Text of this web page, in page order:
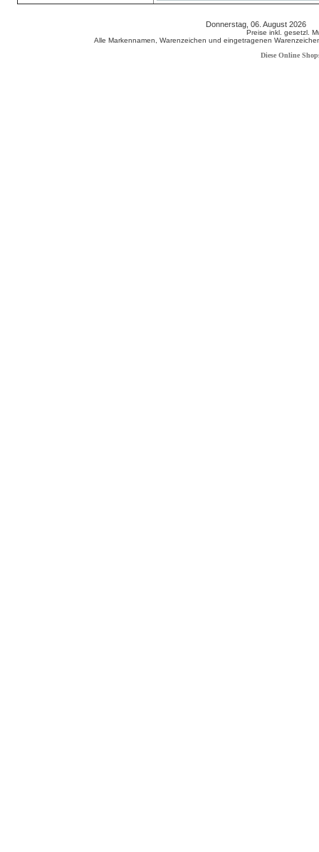
Donnerstag, 06. August
Preise inkl. gesetzl.
Alle Markennamen, Warenzeichen und eingetragenen
Diese Online